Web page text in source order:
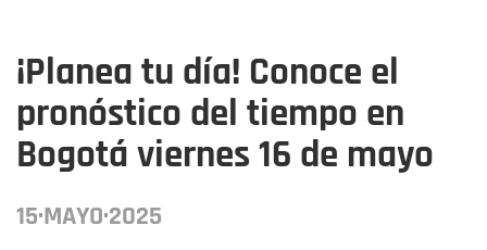
¡Planea tu día! Conoce el
pronóstico del tiempo en
Bogotá viernes 16 de mayo
15·MAYO·2025